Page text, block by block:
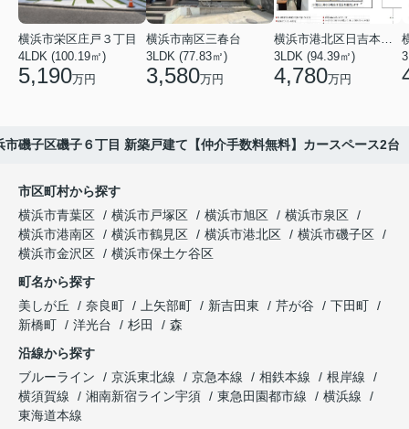
横浜市栄区庄戸３丁目
4LDK (100.19㎡)
5,190万円
横浜市南区三春台
3LDK (77.83㎡)
3,580万円
3LDK (94.39㎡)
4,780万円
市磯子区磯子６丁目 新築戸建て【仲介手数料無料】カースペース2台
市区町村から探す
横浜市青葉区
横浜市戸塚区 横浜市旭区
横浜市泉区
横浜市港南区
横浜市鶴見区 横浜市港北区
横浜市磯子区
横浜市金沢区
横浜市保土ケ谷区
町名から探す
美しが丘
奈良町 上矢部町 新吉田東 芹が谷
下田町
新橋町
洋光台 杉田
森
沿線から探す
ブルーライン
京浜東北線 京急本線 相鉄本線
根岸線
横須賀線
湘南新宿ライン宇須 東急田園都市線
横浜線
東海道本線